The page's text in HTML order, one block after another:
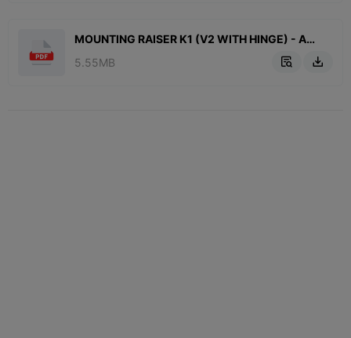
MOUNTING RAISER K1 (V2 WITH HINGE) - ADDITIONAL.pdf
5.55MB
 